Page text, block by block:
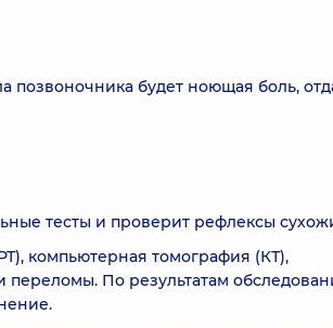
будет ноющая боль,
тесты и проверит рефлексы
компьютерная томография (КТ),
По результатам